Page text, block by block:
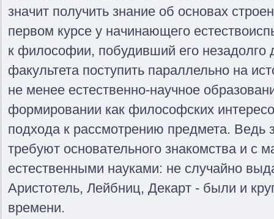
значит получить знание об основах
первом курсе у начинающего
к философии, побудивший его незадолго
факультета поступить параллельно на
не менее естественно-научное
формировании как философских
подхода к рассмотрению предмета. Ведь
требуют основательного знакомства и с
естественными науками: не случайно
Аристотель, Лейбниц, Декарт - были и
времени.